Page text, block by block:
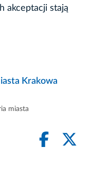
akceptacji stają
Krakowa
miasta